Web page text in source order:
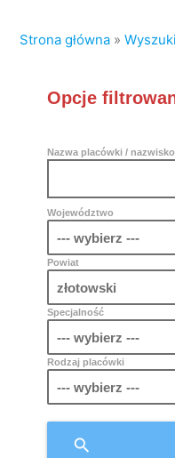
Strona główna »
Opcje
Nazwa placówki /
Województwo
Powiat
Specjalność
Rodzaj placówki
search